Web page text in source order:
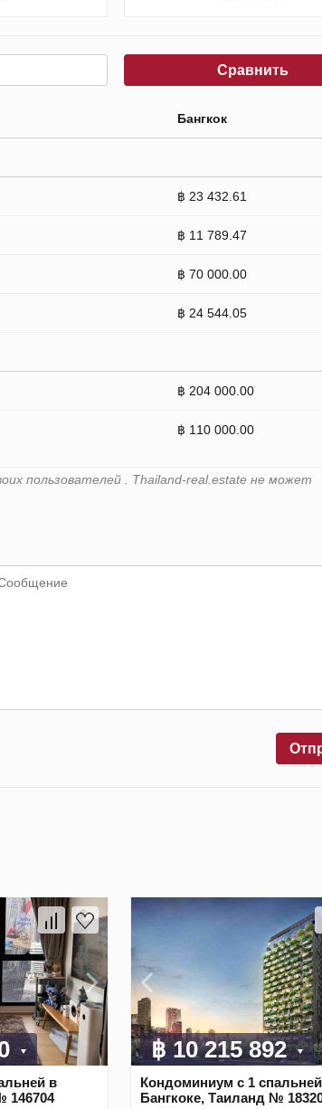
Сравнить
Бангкок
฿ 23 432.61
฿ 11 789.47
฿ 70 000.00
฿ 24 544.05
฿ 204 000.00
฿ 110 000.00
пользователей . Thailand-real.estate не может
в
146704
฿ 10 215 892
Кондоминиум с 1
Бангкоке, Таиланд №